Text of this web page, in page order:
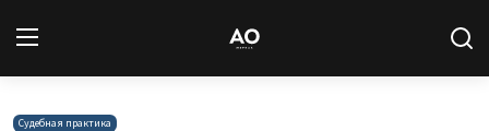
Вход
Судебная практика